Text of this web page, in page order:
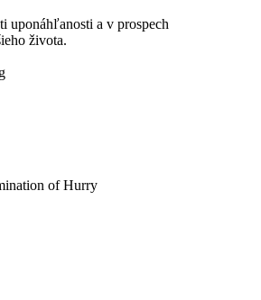
uponáhľanosti a v prospech
života.
of Hurry